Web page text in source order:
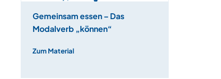
Gemeinsam essen – Das
Modalverb „können“
Zum Material